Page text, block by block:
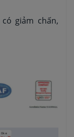
giảm chấn,